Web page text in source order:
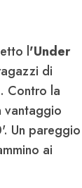
l'Under
di
Contro la
vantaggio
Un pareggio
ai